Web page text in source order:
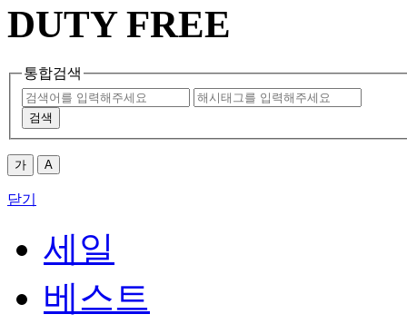
통합검색
검색
가 A
닫기
세일
베스트